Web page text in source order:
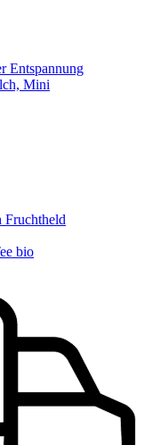
Entspannung
Mini
Fruchtheld
bio